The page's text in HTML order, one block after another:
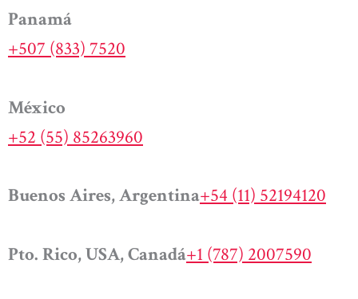
Panamá
+507 (833) 7520
México
+52 (55) 85263960
Buenos Aires, Argentina+54 (11) 52194120
Pto. Rico, USA, Canadá+1 (787) 2007590